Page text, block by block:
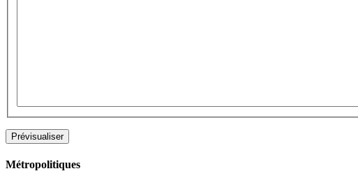
Métropolitiques